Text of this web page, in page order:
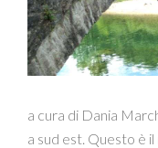
a cura di Dania
a sud est. Questo è